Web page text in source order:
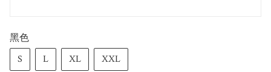
黑色
S
L XL XXL